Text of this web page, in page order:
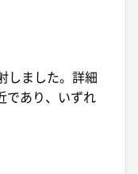
しました。詳細
であり、いずれ